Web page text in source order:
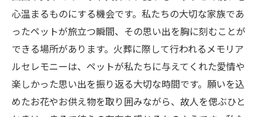
心温まるものにする機会です。私たちの大切な家族であ
ったペットが旅立つ瞬間、その思い出を胸に刻むことが
できる場所があります。火葬に際して行われるメモリア
ルセレモニーは、ペットが私たちに与えてくれた愛情や
楽しかった思い出を振り返る大切な時間です。願いを込
めたお花やお供え物を取り囲みながら、故人を偲ぶひと